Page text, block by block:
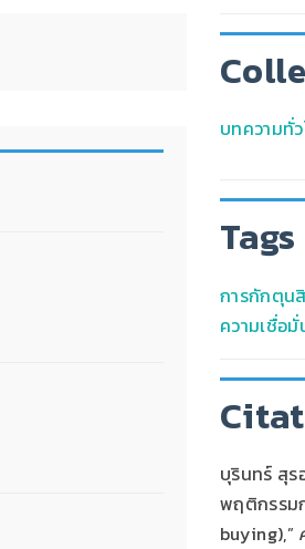
บทความทั่
Tags
การกักตุน
ความเชื่อมั่
บุรินทร์ สุ
พฤติกรรม
buying),”